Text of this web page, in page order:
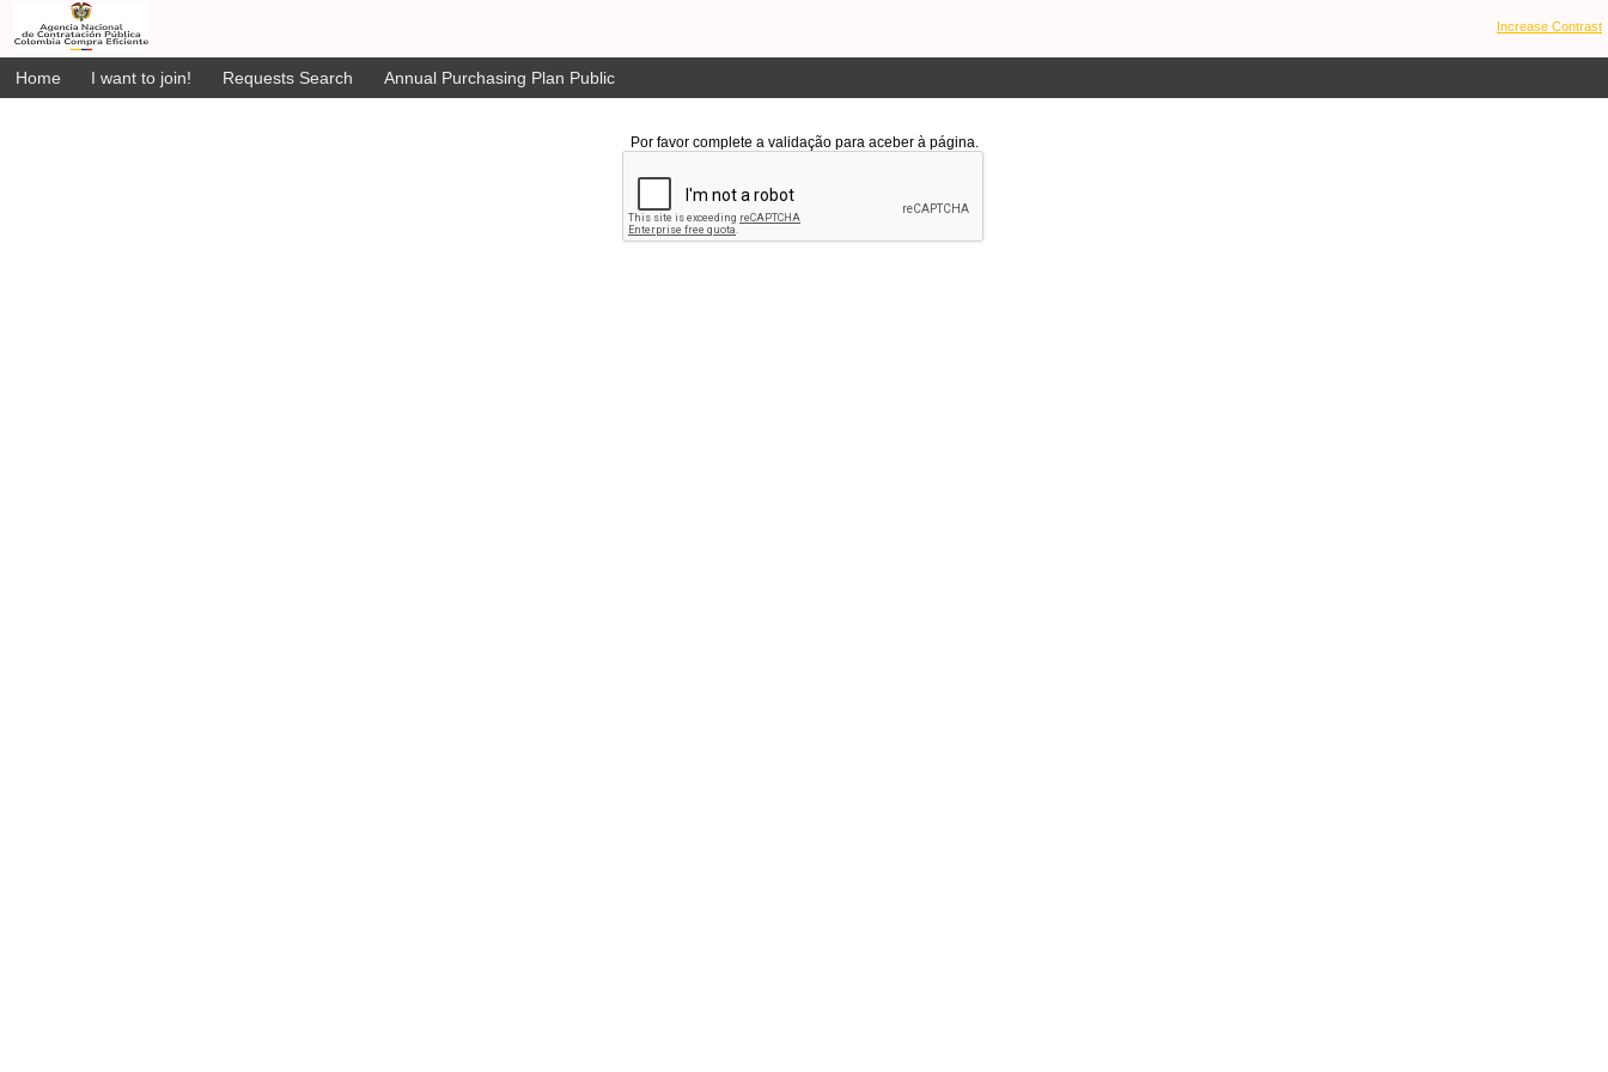
Increase Contrast
Home I want to join! Requests Search Annual Purchasing Plan Public
Por favor complete a validação para aceber à página.